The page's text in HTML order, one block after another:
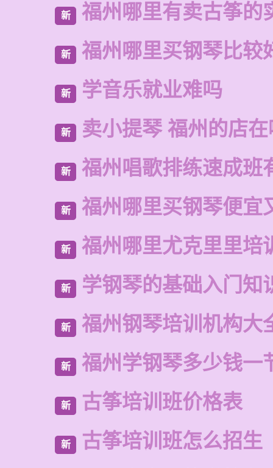
新 福州哪里有卖古筝的
新 福州哪里买钢琴比较
新 学音乐就业难吗
新 卖小提琴 福州的店
新 福州唱歌排练速成班
新 福州哪里买钢琴便宜
新 福州哪里尤克里里培
新 学钢琴的基础入门知
新 福州钢琴培训机构大
新 福州学钢琴多少钱一
新 古筝培训班价格表
新 古筝培训班怎么招生